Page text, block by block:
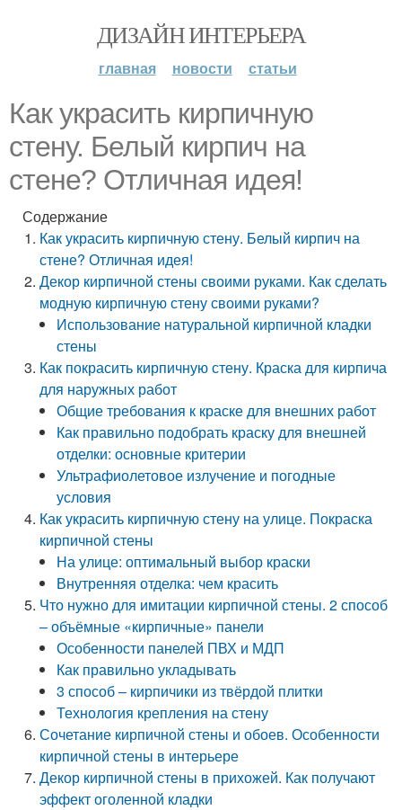
ДИЗАЙН ИНТЕРЬЕРА
главная новости статьи
Как украсить кирпичную
стену. Белый кирпич на
стене? Отличная идея!
Содержание
Как украсить кирпичную стену. Белый кирпич на
стене? Отличная идея!
Декор кирпичной стены своими руками. Как сделать
модную кирпичную стену своими руками?
Использование натуральной кирпичной кладки
стены
Как покрасить кирпичную стену. Краска для кирпича
для наружных работ
Общие требования к краске для внешних работ
Как правильно подобрать краску для внешней
отделки: основные критерии
Ультрафиолетовое излучение и погодные
условия
Как украсить кирпичную стену на улице. Покраска
кирпичной стены
На улице: оптимальный выбор краски
Внутренняя отделка: чем красить
Что нужно для имитации кирпичной стены. 2 способ
– объёмные «кирпичные» панели
Особенности панелей ПВХ и МДП
Как правильно укладывать
3 способ – кирпичики из твёрдой плитки
Технология крепления на стену
Сочетание кирпичной стены и обоев. Особенности
кирпичной стены в интерьере
Декор кирпичной стены в прихожей. Как получают
эффект оголенной кладки